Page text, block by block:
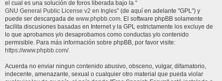
el cual es una solución de foros liberada bajo la “
GNU General Public License v2 en Ingles” (de aquí en adelante "GPL") y
puede ser descargada de www.phpbb.com. El software phpBB solamente
facilita discusiones basadas en Internet y la GPL estrictamente los excluye de
lo que aprobamos y/o desaprobamos como conductas y/o contenido
permisible. Para más información sobre phpBB, por favor visite:
https://www.phpbb.com/.
Acuerda no enviar ningun contenido abusivo, obsceno, vulgar, difamatorio,
indecente, amenazante, sexual o cualquier otro material que pueda violar